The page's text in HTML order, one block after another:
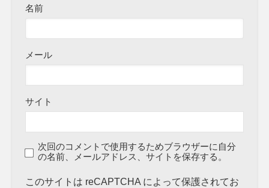
名前
メール
サイト
次回のコメントで使用するためブラウザーに自分
の名前、メールアドレス、サイトを保存する。
このサイトは reCAPTCHA によって保護されてお